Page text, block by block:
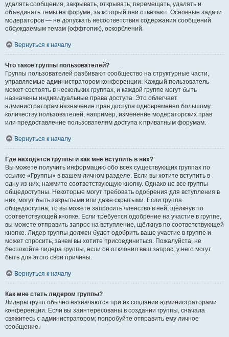
удалять сообщения, закрывать, открывать, перемещать, удалять и
объединять темы на форуме, за который они отвечают. Основные задачи
модераторов — не допускать несоответствия содержания сообщений
обсуждаемым темам (оффтопик), оскорблений.
Вернуться к началу
Что такое группы пользователей?
Группы пользователей разбивают сообщество на структурные части,
управляемые администратором конференции. Каждый пользователь
может состоять в нескольких группах, и каждой группе могут быть
назначены индивидуальные права доступа. Это облегчает
администраторам назначение прав доступа одновременно большому
количеству пользователей, например, изменение модераторских прав
или предоставление пользователям доступа к приватным форумам.
Вернуться к началу
Где находятся группы и как мне вступить в них?
Вы можете получить информацию обо всех существующих группах по
ссылке «Группы» в вашем личном разделе. Если вы хотите вступить в
одну из них, нажмите соответствующую кнопку. Однако не все группы
общедоступны. Некоторые могут требовать одобрения для вступления в
них, могут быть закрытыми или даже скрытыми. Если группа
общедоступна, то вы можете запросить членство в ней, щёлкнув по
соответствующей кнопке. Если требуется одобрение на участие в группе,
вы можете отправить запрос на вступление, щёлкнув по соответствующей
кнопке. Лидер группы должен будет одобрить ваше участие в группе и
может спросить, зачем вы хотите присоединиться. Пожалуйста, не
беспокойте лидера группы, если он отклонил ваш запрос; у него могут
быть для этого свои причины.
Вернуться к началу
Как мне стать лидером группы?
Лидеры групп обычно назначаются при их создании администраторами
конференции. Если вы заинтересованы в создании группы, сначала
свяжитесь с администратором; попробуйте отправить ему личное
сообщение.